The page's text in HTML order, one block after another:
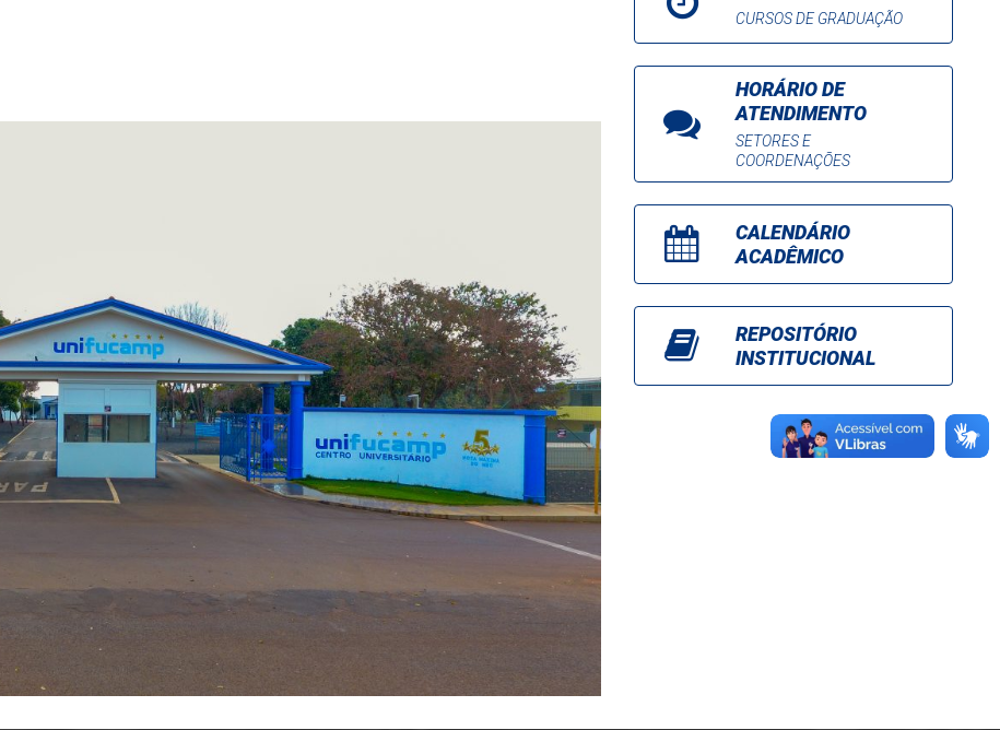
CURSOS DE GRADUAÇÃO
HORÁRIO DE
ATENDIMENTO
SETORES E
COORDENAÇÕES
CALENDÁRIO
ACADÊMICO
REPOSITÓRIO
INSTITUCIONAL